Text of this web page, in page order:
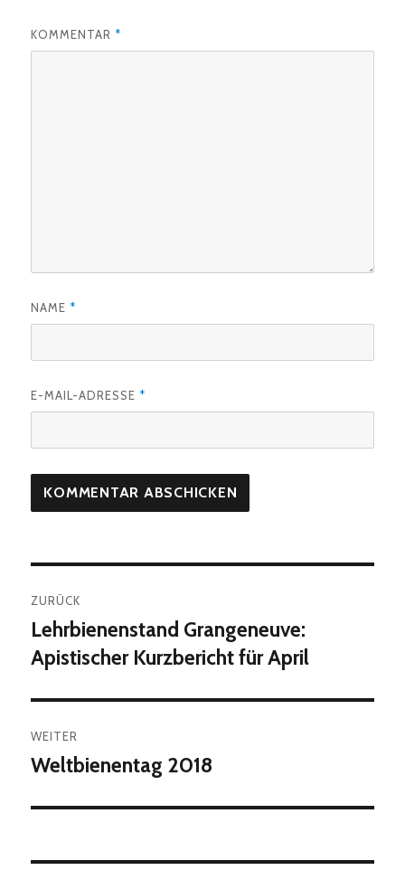
KOMMENTAR *
NAME *
E-MAIL-ADRESSE *
ZURÜCK
Vorheriger
Beitrag:
Lehrbienenstand Grangeneuve:
Apistischer Kurzbericht für April
WEITER
Nächster
Weltbienentag 2018